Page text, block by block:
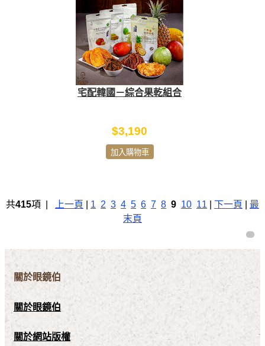
宅配韓國－綜合果乾組合
$3,190
加入購物車
共415項 | 上一頁 1 2 3 4 5 6 7 8 9 10 11 下一頁
最
末頁
關於眼鏡伯
關於眼鏡伯
關於網站版權